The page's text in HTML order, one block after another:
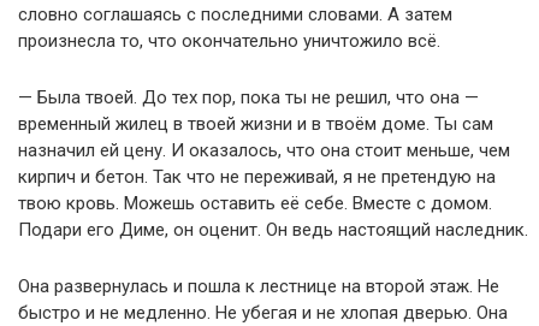
словно соглашаясь с последними словами. А затем
произнесла то, что окончательно уничтожило всё.
— Была твоей. До тех пор, пока ты не решил, что она —
временный жилец в твоей жизни и в твоём доме. Ты сам
назначил ей цену. И оказалось, что она стоит меньше, чем
кирпич и бетон. Так что не переживай, я не претендую на
твою кровь. Можешь оставить её себе. Вместе с домом.
Подари его Диме, он оценит. Он ведь настоящий наследник.
Она развернулась и пошла к лестнице на второй этаж. Не
быстро и не медленно. Не убегая и не хлопая дверью. Она